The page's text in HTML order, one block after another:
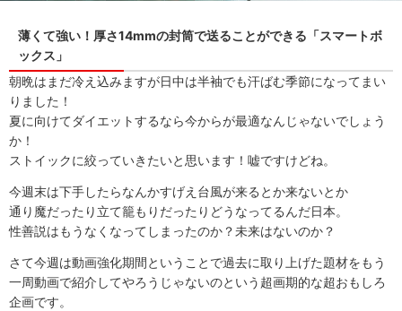
薄くて強い！厚さ14mmの封筒で送ることができる「スマートボ
ックス」
朝晩はまだ冷え込みますが日中は半袖でも汗ばむ季節になってまい
りました！
夏に向けてダイエットするなら今からが最適なんじゃないでしょう
か！
ストイックに絞っていきたいと思います！嘘ですけどね。
今週末は下手したらなんかすげえ台風が来るとか来ないとか
通り魔だったり立て籠もりだったりどうなってるんだ日本。
性善説はもうなくなってしまったのか？未来はないのか？
さて今週は動画強化期間ということで過去に取り上げた題材をもう
一周動画で紹介してやろうじゃないのという超画期的な超おもしろ
企画です。